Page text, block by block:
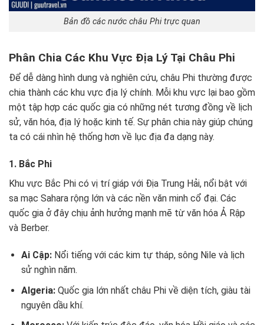
Bản đồ các nước châu Phi trực quan
Phân Chia Các Khu Vực Địa Lý Tại Châu Phi
Để dễ dàng hình dung và nghiên cứu, châu Phi thường được
chia thành các khu vực địa lý chính. Mỗi khu vực lại bao gồm
một tập hợp các quốc gia có những nét tương đồng về lịch
sử, văn hóa, địa lý hoặc kinh tế. Sự phân chia này giúp chúng
ta có cái nhìn hệ thống hơn về lục địa đa dạng này.
1. Bắc Phi
Khu vực Bắc Phi có vị trí giáp với Địa Trung Hải, nổi bật với
sa mạc Sahara rộng lớn và các nền văn minh cổ đại. Các
quốc gia ở đây chịu ảnh hưởng mạnh mẽ từ văn hóa Ả Rập
và Berber.
Ai Cập:Nổi tiếng với các kim tự tháp, sông Nile và lịch
sử nghìn năm.
Algeria:Quốc gia lớn nhất châu Phi về diện tích, giàu tài
nguyên dầu khí.